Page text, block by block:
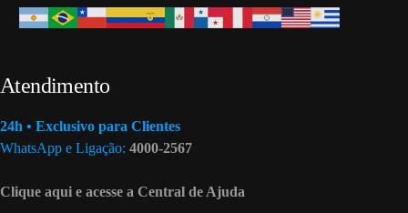
Atendimento
24h • Exclusivo para Clientes
WhatsApp e Ligação: 4000-2567
Clique aqui e acesse a Central de Ajuda